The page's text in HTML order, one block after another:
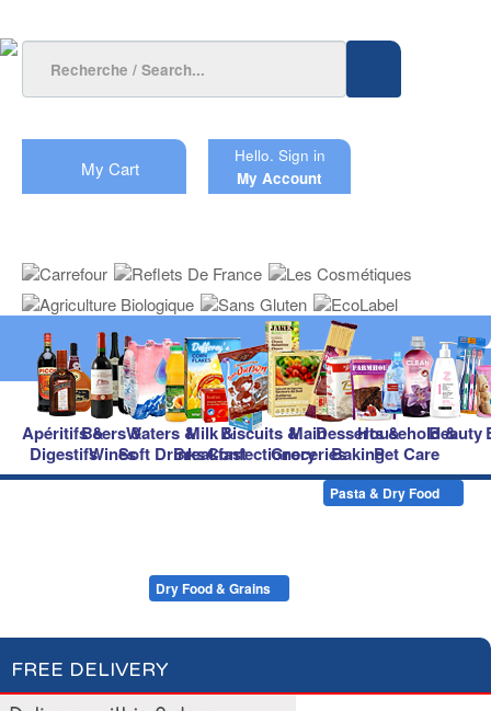
My Cart
Hello. Sign in
My Account
Apéritifs &
Digestifs
Beers &
Wines
Waters &
Soft Drinks
Milk &
Breakfast
Biscuits &
Confectionery
Main
Groceries
Desserts &
Baking
Household &
Pet Care
Beauty
Pasta & Dry Food
Dry Food & Grains
FREE DELIVERY